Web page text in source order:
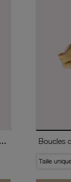
Bague en plaqué or et rhodié, oxydes de zirconium, carré
Taille